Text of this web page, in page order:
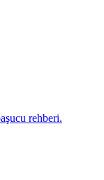
rehberi.